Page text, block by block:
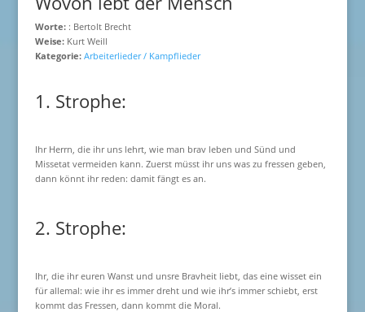
Worte:: Bertolt Brecht
Weise:Kurt Weill
Kategorie: Arbeiterlieder / Kampflieder
1. Strophe:
Ihr Herrn, die ihr uns lehrt, wie man brav leben und Sünd und
Missetat vermeiden kann. Zuerst müsst ihr uns was zu fressen geben,
dann könnt ihr reden: damit fängt es an.
2. Strophe:
Ihr, die ihr euren Wanst und unsre Bravheit liebt, das eine wisset ein
für allemal: wie ihr es immer dreht und wie ihr’s immer schiebt, erst
kommt das Fressen, dann kommt die Moral.